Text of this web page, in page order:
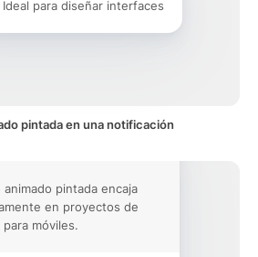
Ideal para diseñar interfaces
pintada en una notificación
animado pintada encaja
en proyectos de
móviles.